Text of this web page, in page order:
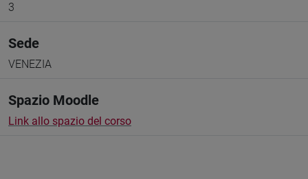
3
Sede
VENEZIA
Spazio Moodle
Link allo spazio del corso